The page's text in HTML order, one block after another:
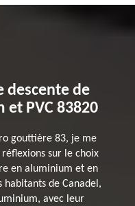
descente de
PVC 83820
gouttière 83, je me
sur le choix
en aluminium et en
habitants de Canadel,
avec leur